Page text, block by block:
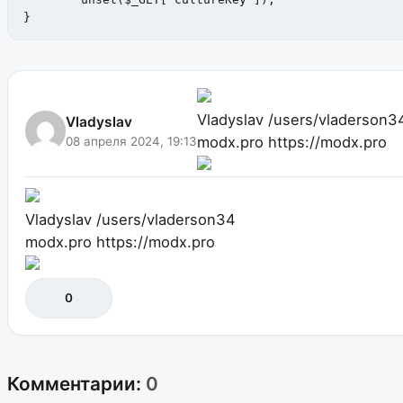
}
Vladyslav
08 апреля 2024, 19:13
Vladyslav /users/
modx.pro https://modx.pro
Vladyslav /users/vladerson34
modx.pro https://modx.pro
0
Комментарии: 0